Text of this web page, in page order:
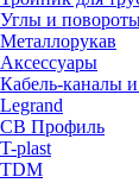
Углы и
Металлорукав
Аксессуары
Кабель-каналы
Legrand
СВ Профиль
T-plast
TDM